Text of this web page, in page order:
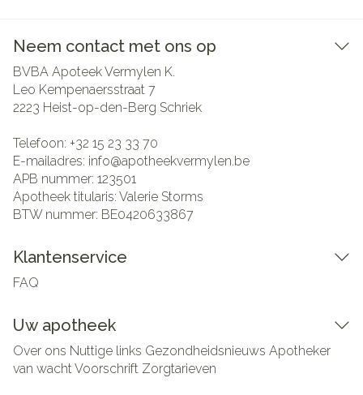
Neem contact met ons op
BVBA Apoteek Vermylen K.
Leo Kempenaersstraat 7
2223 Heist-op-den-Berg Schriek
Telefoon: +32 15 23 33 70
E-mailadres: info@apotheekvermylen.be
APB nummer: 123501
Apotheek titularis: Valerie Storms
BTW nummer: BE0420633867
Klantenservice
FAQ
Uw apotheek
Over ons Nuttige links Gezondheidsnieuws Apotheker
van wachtVoorschrift Zorgtarieven